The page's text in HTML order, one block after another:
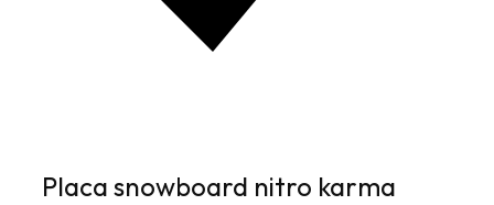
Placa snowboard nitro karma